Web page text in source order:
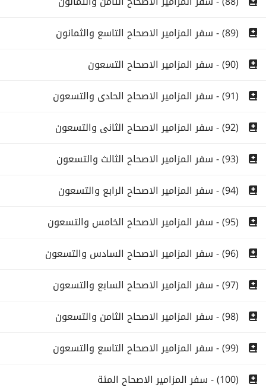
(89) - سفر المزامير الاصحاح التاسع والثمانون
(90) - سفر المزامير الاصحاح التسعون
(91) - سفر المزامير الاصحاح الحادى والتسعون
(92) - سفر المزامير الاصحاح الثانى والتسعون
(93) - سفر المزامير الاصحاح الثالث والتسعون
(94) - سفر المزامير الاصحاح الرابع والتسعون
(95) - سفر المزامير الاصحاح الخامس والتسعون
(96) - سفر المزامير الاصحاح السادس والتسعون
(97) - سفر المزامير الاصحاح السابع والتسعون
(98) - سفر المزامير الاصحاح الثامن والتسعون
(99) - سفر المزامير الاصحاح التاسع والتسعون
(100) - سفر المزامير الاصحاح المئة